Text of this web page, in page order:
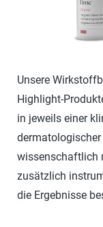
Unsere
Highlight-
in jeweils einer
wissenschaftlich
zusätzlich
die Ergebnisse